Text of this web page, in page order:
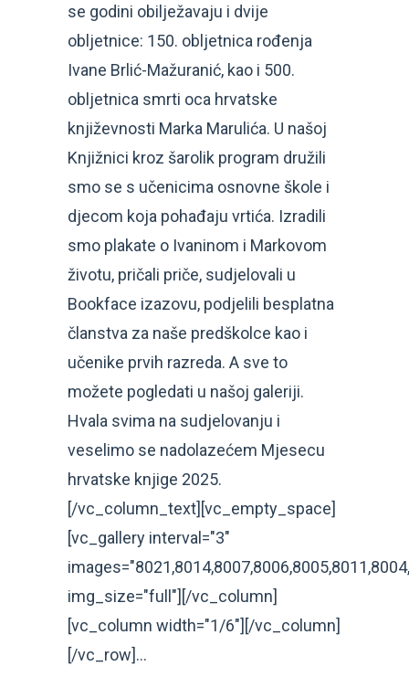
se godini obilježavaju i dvije
obljetnice: 150. obljetnica rođenja
Ivane Brlić-Mažuranić, kao i 500.
obljetnica smrti oca hrvatske
književnosti Marka Marulića. U našoj
Knjižnici kroz šarolik program družili
smo se s učenicima osnovne škole i
djecom koja pohađaju vrtića. Izradili
smo plakate o Ivaninom i Markovom
životu, pričali priče, sudjelovali u
Bookface izazovu, podjelili besplatna
članstva za naše predškolce kao i
učenike prvih razreda. A sve to
možete pogledati u našoj galeriji.
Hvala svima na sudjelovanju i
veselimo se nadolazećem Mjesecu
hrvatske knjige 2025.
[/vc_column_text][vc_empty_space]
[vc_gallery interval="3"
img_size="full"][/vc_column]
[vc_column width="1/6"][/vc_column]
[/vc_row]...